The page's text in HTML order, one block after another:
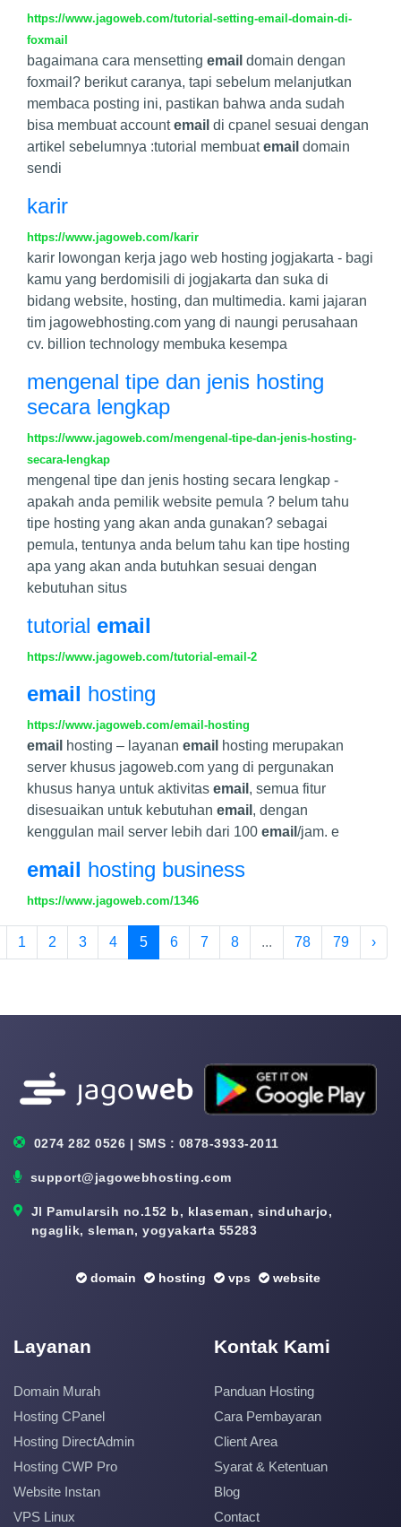
https://www.jagoweb.com/tutorial-setting-email-domain-di-
foxmail
bagaimana cara mensetting email domain dengan
foxmail? berikut caranya, tapi sebelum melanjutkan
membaca posting ini, pastikan bahwa anda sudah
bisa membuat accountemail di cpanel sesuai dengan
artikel sebelumnya :tutorial membuatemail domain
sendi
karir
https://www.jagoweb.com/karir
karir lowongan kerja jago web hosting jogjakarta - bagi
kamu yang berdomisili di jogjakarta dan suka di
bidang website, hosting, dan multimedia. kami jajaran
tim jagowebhosting.com yang di naungi perusahaan
cv. billion technology membuka kesempa
mengenal tipe dan jenis hosting
secara lengkap
https://www.jagoweb.com/mengenal-tipe-dan-jenis-hosting-
secara-lengkap
mengenal tipe dan jenis hosting secara lengkap -
apakah anda pemilik website pemula ? belum tahu
tipe hosting yang akan anda gunakan? sebagai
pemula, tentunya anda belum tahu kan tipe hosting
apa yang akan anda butuhkan sesuai dengan
kebutuhan situs
tutorial email
https://www.jagoweb.com/tutorial-email-2
email hosting
https://www.jagoweb.com/email-hosting
email hosting – layanan email hosting merupakan
server khusus jagoweb.com yang di pergunakan
khusus hanya untuk aktivitas email , semua fitur
disesuaikan untuk kebutuhan email , dengan
kenggulan mail server lebih dari 100 email /jam. e
email hosting business
https://www.jagoweb.com/1346
1 2 3 4 5 6 7 8 ... 78 79 ›
0274 282 0526 | SMS : 0878-3933-2011
support@jagowebhosting.com
Jl Pamularsih no.152 b, klaseman, sinduharjo,
ngaglik, sleman, yogyakarta 55283
domain hosting vps website
Layanan
Domain Murah
Hosting CPanel
Hosting DirectAdmin
Hosting CWP Pro
Website Instan
VPS Linux
Kontak Kami
Panduan Hosting
Cara Pembayaran
Client Area
Syarat & Ketentuan
Blog
Contact